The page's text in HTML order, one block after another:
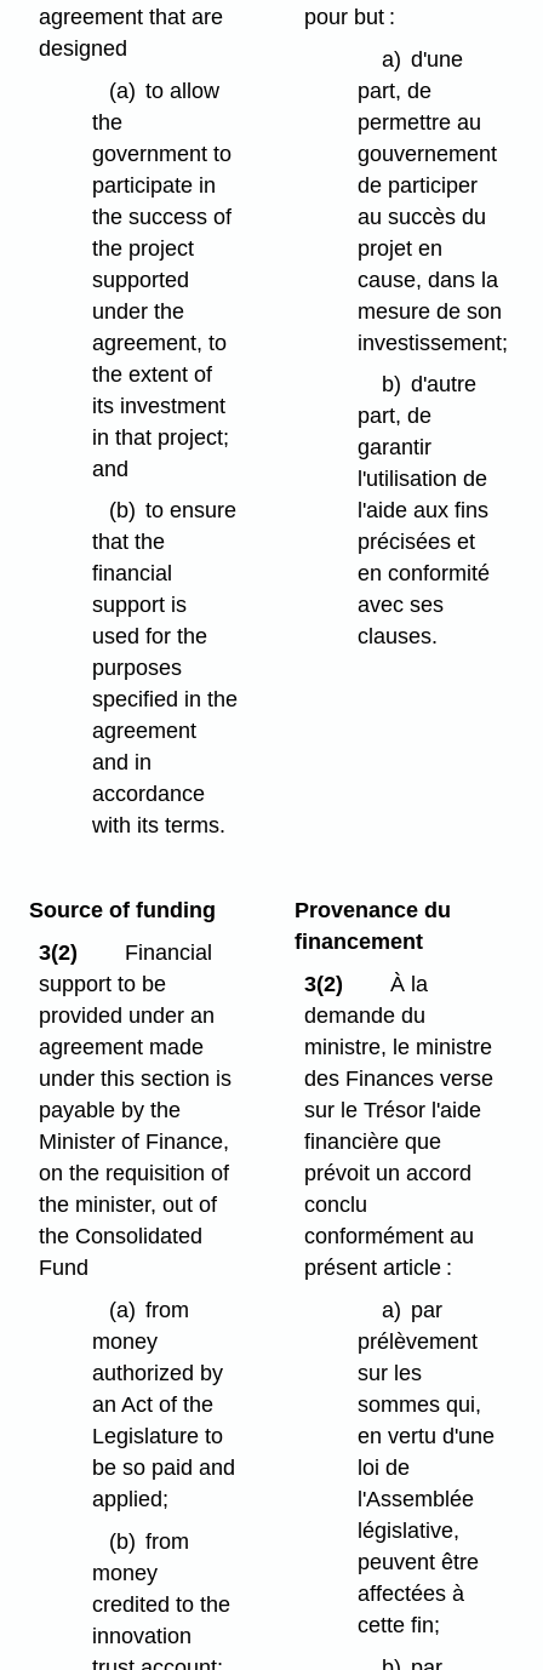
agreement that are
designed
(a) to allow
the
government to
participate in
the success of
the project
supported
under the
agreement, to
the extent of
its investment
in that project;
and
(b) to ensure
that the
financial
support is
used for the
purposes
specified in the
agreement
and in
accordance
with its terms.
pour but :
a) d'une
part, de
permettre au
gouvernement
de participer
au succès du
projet en
cause, dans la
mesure de son
investissement;
b) d'autre
part, de
garantir
l'utilisation de
l'aide aux fins
précisées et
en conformité
avec ses
clauses.
Source of funding
3(2)
Financial
support to be
provided under an
agreement made
under this section is
payable by the
Minister of Finance,
on the requisition of
the minister, out of
the Consolidated
Fund
(a) from
money
authorized by
an Act of the
Legislature to
be so paid and
applied;
(b) from
money
credited to the
innovation
Provenance du
financement
3(2)
À la
demande du
ministre, le ministre
des Finances verse
sur le Trésor l'aide
financière que
prévoit un accord
conclu
conformément au
présent article :
a) par
prélèvement
sur les
sommes qui,
en vertu d'une
loi de
l'Assemblée
législative,
peuvent être
affectées à
cette fin;